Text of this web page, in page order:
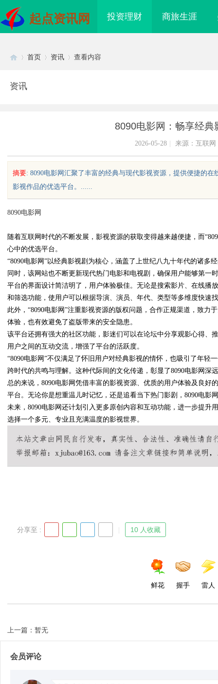
起点资讯网 投资理财 商旅生涯
uz
!
首页 资讯 查看内容
资讯
8090电影网：畅享经
2026-05-28 来源：互联网
摘要: 8090电影网汇聚了丰富的经典与现代影视资源，提供便捷的
影视作品的优选平台。......
8090电影网
随着互联网时代的不断发展，影视资源的获取变得越来越便捷，而
心中的优选平台。
“8090电影网”以经典影视剧为核心，涵盖了上世纪八九十年代的诸
同时，该网站也不断更新现代热门电影和电视剧，确保用户能够第一
平台的界面设计简洁明了，用户体验极佳。无论是搜索影片、在线播
和筛选功能，使用户可以根据导演、演员、年代、类型等多维度快速
此外，“8090电影网”注重影视资源的版权问题，合作正规渠道，致
体验，也有效避免了盗版带来的安全隐患。
该平台还拥有强大的社区功能，影迷们可以在论坛中分享观影心得、
用户之间的互动交流，增强了平台的活跃度。
“8090电影网”不仅满足了怀旧用户对经典影视的情怀，也吸引了年
跨时代的共鸣与理解。这种代际间的文化传递，彰显了8090电影网深
总的来说，8090电影网凭借丰富的影视资源、优质的用户体验及良
平台。无论你是想重温儿时记忆，还是追看当下热门影剧，8090电影
未来，8090电影网还计划引入更多原创内容和互动功能，进一步提升
选择一个多元、专业且充满温度的影视世界。
分享至 : 10 人收藏
鲜花 握手 雷人
上一篇：暂无
会员评论
时代影视娱乐的全
发体系全解析